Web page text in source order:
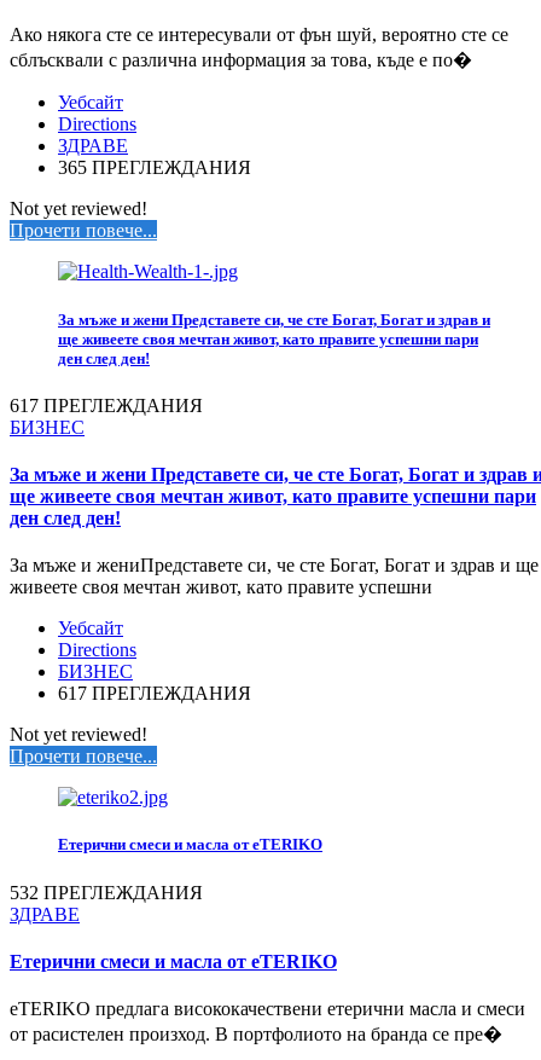
Ако някога сте се интересували от фън шуй, вероятно сте се
сблъсквали с различна информация за това, къде е по�
Уебсайт
Directions
ЗДРАВЕ
365 ПРЕГЛЕЖДАНИЯ
Not yet reviewed!
Прочети повече...
За мъже и жени Представете си, че сте Богат, Богат и здрав и
ще живеете своя мечтан живот, като правите успешни пари
ден след ден!
617 ПРЕГЛЕЖДАНИЯ
БИЗНЕС
За мъже и жени Представете си, че сте Богат, Богат и здрав
ще живеете своя мечтан живот, като правите успешни пари
ден след ден!
За мъже и жениПредставете си, че сте Богат, Богат и здрав и ще
живеете своя мечтан живот, като правите успешни
Уебсайт
Directions
БИЗНЕС
617 ПРЕГЛЕЖДАНИЯ
Not yet reviewed!
Прочети повече...
Етерични смеси и масла от eTERIKO
532 ПРЕГЛЕЖДАНИЯ
ЗДРАВЕ
Етерични смеси и масла от eTERIKO
eTERIKO предлага висококачествени етерични масла и смеси
от расистелен произход. В портфолиото на бранда се пре�